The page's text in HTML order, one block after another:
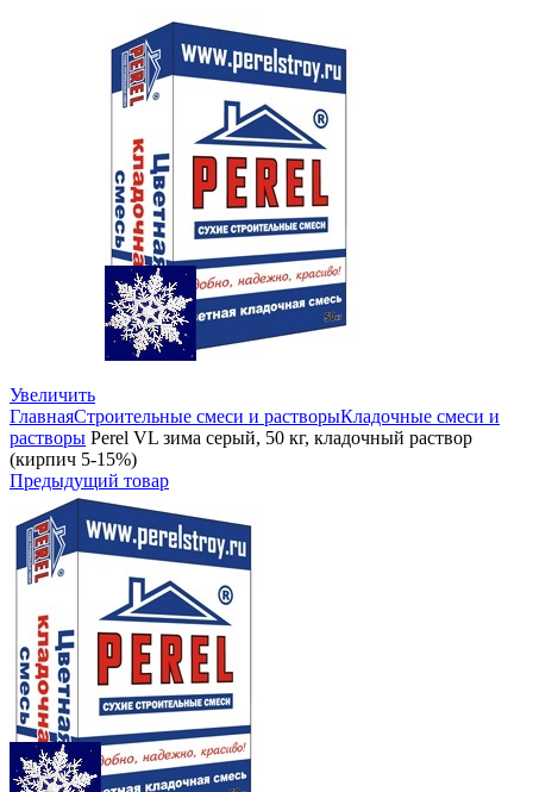
Увеличить
ГлавнаяСтроительные смеси и растворыКладочные смеси и
растворы Perel VL зима серый, 50 кг, кладочный раствор
(кирпич 5-15%)
Предыдущий товар